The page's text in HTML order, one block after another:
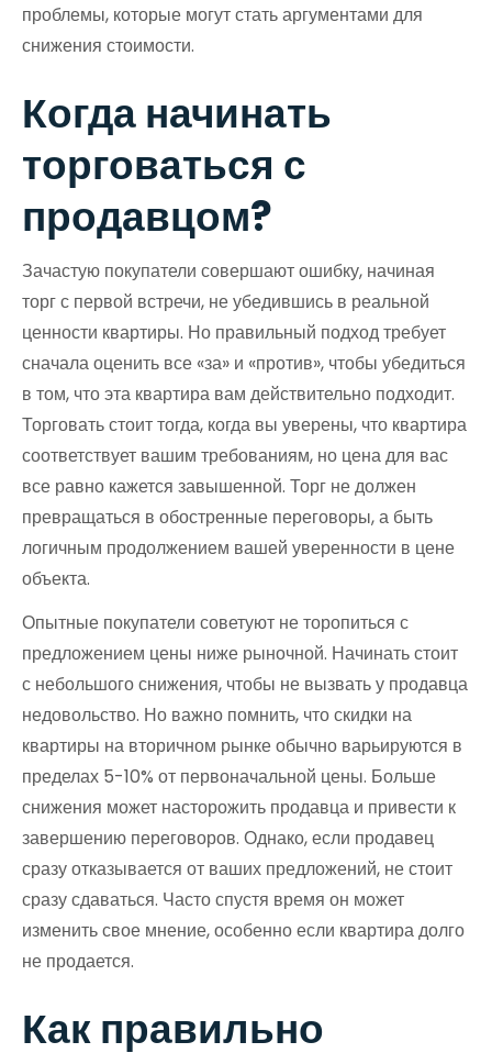
проблемы, которые могут стать аргументами для
снижения стоимости.
Когда начинать
торговаться с
продавцом?
Зачастую покупатели совершают ошибку, начиная
торг с первой встречи, не убедившись в реальной
ценности квартиры. Но правильный подход требует
сначала оценить все «за» и «против», чтобы убедиться
в том, что эта квартира вам действительно подходит.
Торговать стоит тогда, когда вы уверены, что квартира
соответствует вашим требованиям, но цена для вас
все равно кажется завышенной. Торг не должен
превращаться в обостренные переговоры, а быть
логичным продолжением вашей уверенности в цене
объекта.
Опытные покупатели советуют не торопиться с
предложением цены ниже рыночной. Начинать стоит
с небольшого снижения, чтобы не вызвать у продавца
недовольство. Но важно помнить, что скидки на
квартиры на вторичном рынке обычно варьируются в
пределах 5-10% от первоначальной цены. Больше
снижения может насторожить продавца и привести к
завершению переговоров. Однако, если продавец
сразу отказывается от ваших предложений, не стоит
сразу сдаваться. Часто спустя время он может
изменить свое мнение, особенно если квартира долго
не продается.
Как правильно